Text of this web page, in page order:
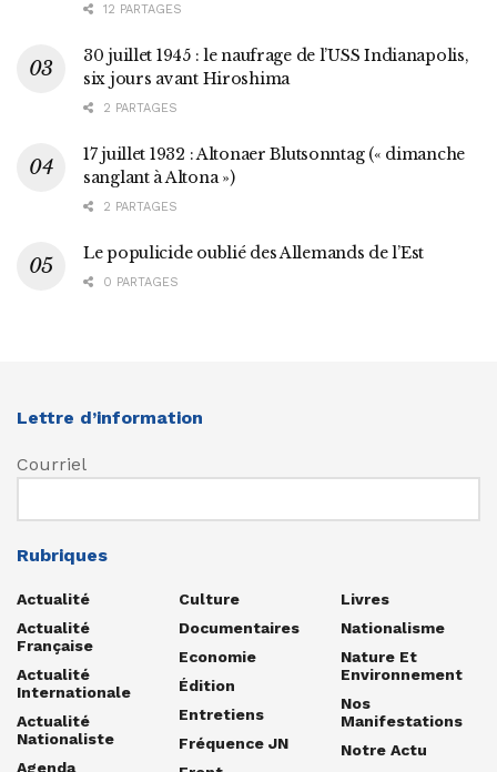
12 PARTAGES
30 juillet 1945 : le naufrage de l’USS Indianapolis,
six jours avant Hiroshima
2 PARTAGES
17 juillet 1932 : Altonaer Blutsonntag (« dimanche
sanglant à Altona »)
2 PARTAGES
Le populicide oublié des Allemands de l’Est
0 PARTAGES
Lettre d’information
Courriel
Rubriques
Actualité
Actualité
Française
Actualité
Internationale
Actualité
Nationaliste
Agenda
Culture
Documentaires
Economie
Édition
Entretiens
Fréquence JN
Livres
Nationalisme
Nature Et
Environnement
Nos
Manifestations
Notre Actu